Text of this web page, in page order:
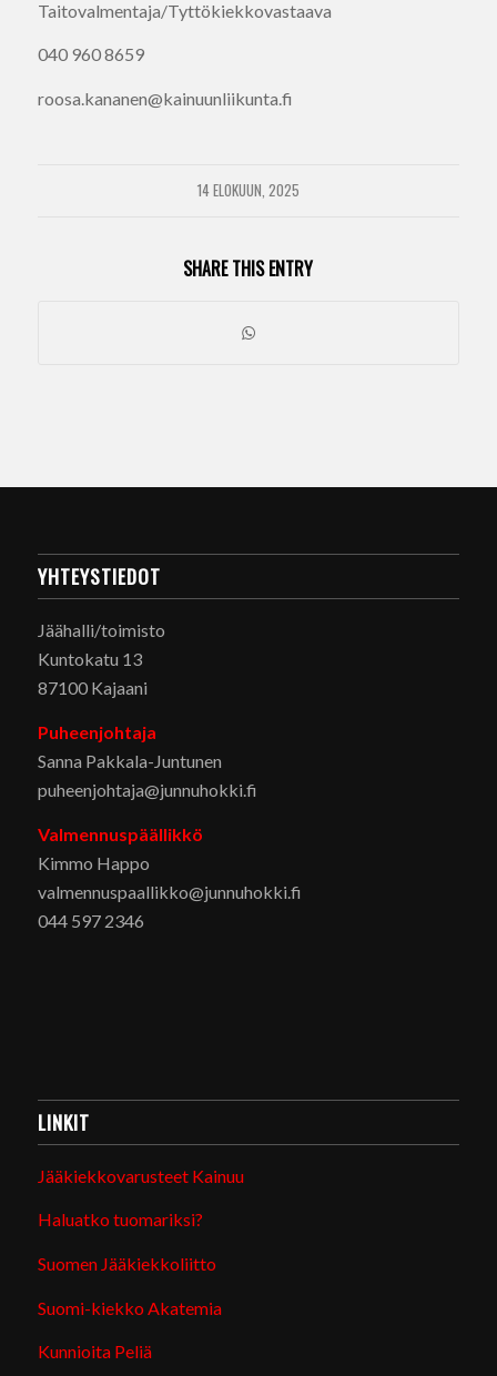
Taitovalmentaja/Tyttökiekkovastaava
040 960 8659
roosa.kananen@kainuunliikunta.fi
14 ELOKUUN, 2025
SHARE THIS ENTRY
YHTEYSTIEDOT
Jäähalli/toimisto
Kuntokatu 13
87100 Kajaani
Puheenjohtaja
Sanna Pakkala-Juntunen
puheenjohtaja@junnuhokki.fi
Valmennuspäällikkö
Kimmo Happo
valmennuspaallikko@junnuhokki.fi
044 597 2346
LINKIT
Jääkiekkovarusteet Kainuu
Haluatko tuomariksi?
Suomen Jääkiekkoliitto
Suomi-kiekko Akatemia
Kunnioita Peliä